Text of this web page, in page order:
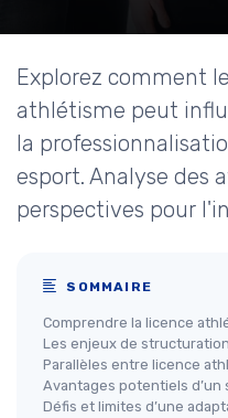
Explorez comment
athlétisme peut
la
esport. Analyse des
perspectives pour
SOMMAIRE
Comprendre la licence
Les enjeux de
Parallèles entre licence
Avantages potentiels d’un
Défis et limites d’une